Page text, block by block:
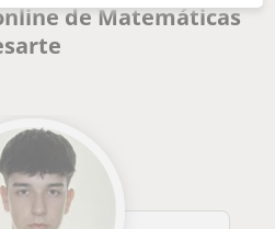
de Matemáticas